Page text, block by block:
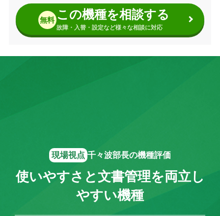
無料 この機種を相談する
故障・入替・設定など様々な相談に対応
現場視点 千々波部長の機種評価
使いやすさと文書管理を両立し
やすい機種